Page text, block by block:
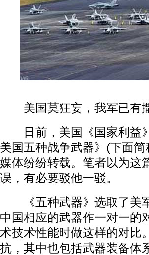
美国莫狂妄，我军已有
日前，美国《国家利益》
美国五种战争武器》(下面
媒体纷纷转载。笔者以为这
误，有必要驳他一驳。
《五种武器》选取了美军
中国相应的武器作一对一的
术技术性能时做这样的对比
抗，其中也包括武器装备体